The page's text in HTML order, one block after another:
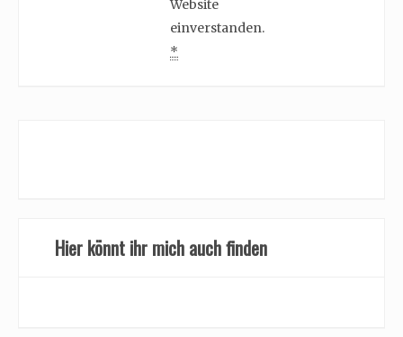
Website
einverstanden.
*
Hier könnt ihr mich auch finden